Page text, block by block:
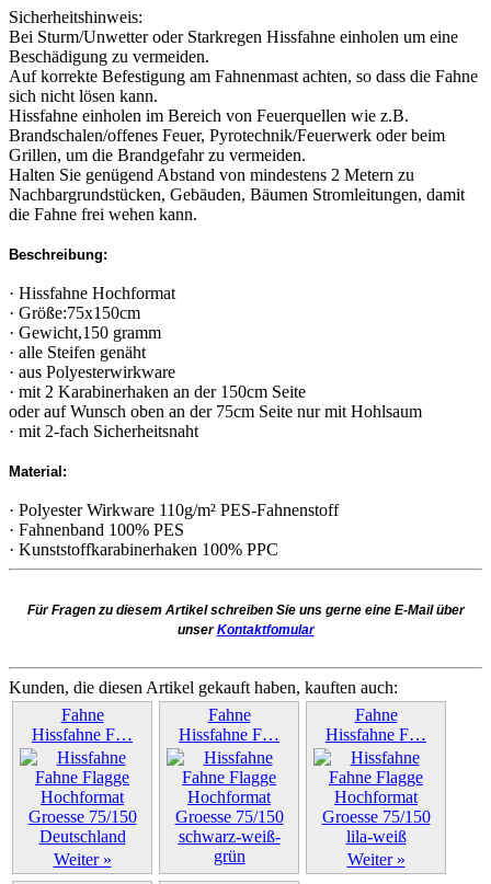
Sicherheitshinweis:
Bei Sturm/Unwetter oder Starkregen Hissfahne einholen um eine
Beschädigung zu vermeiden.
Auf korrekte Befestigung am Fahnenmast achten, so dass die Fahne
sich nicht lösen kann.
Hissfahne einholen im Bereich von Feuerquellen wie z.B.
Brandschalen/offenes Feuer, Pyrotechnik/Feuerwerk oder beim
Grillen, um die Brandgefahr zu vermeiden.
Halten Sie genügend Abstand von mindestens 2 Metern zu
Nachbargrundstücken, Gebäuden, Bäumen Stromleitungen, damit
die Fahne frei wehen kann.
Beschreibung:
· Hissfahne Hochformat
· Größe:75x150cm
· Gewicht,150 gramm
· alle Steifen genäht
· aus Polyesterwirkware
· mit 2 Karabinerhaken an der 150cm Seite
oder auf Wunsch oben an der 75cm Seite nur mit Hohlsaum
· mit 2-fach Sicherheitsnaht
Material:
· Polyester Wirkware 110g/m² PES-Fahnenstoff
· Fahnenband 100% PES
· Kunststoffkarabinerhaken 100% PPC
Für Fragen zu diesem Artikel schreiben Sie uns gerne eine E-Mail über
unserKontaktfomular
Kunden, die diesen Artikel gekauft haben, kauften auch:
Fahne
Hissfahne F…
Weiter »
Fahne
Hissfahne F…
Weiter »
Fahne
Hissfahne F…
Weiter »